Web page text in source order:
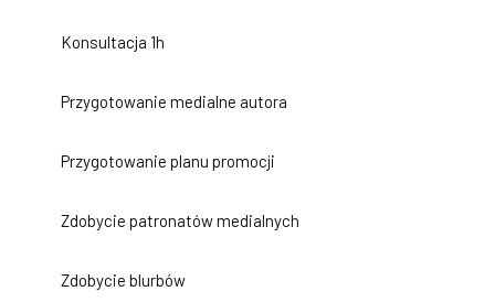
Konsultacja 1h
Przygotowanie medialne autora
Przygotowanie planu promocji
Zdobycie patronatów medialnych
Zdobycie blurbów